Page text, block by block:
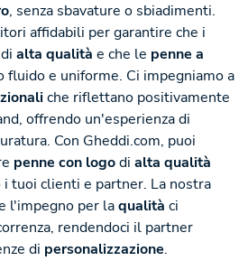
, senza sbavature o sbiadimenti.
affidabili per garantire che i
alta qualità e che le penne a
fluido e uniforme. Ci impegniamo a
che riflettano positivamente
offrendo un'esperienza di
Con Gheddi.com, puoi
penne con logodi alta qualità
tuoi clienti e partner. La nostra
l'impegno per laqualità ci
rendendoci il partner
di personalizzazione.